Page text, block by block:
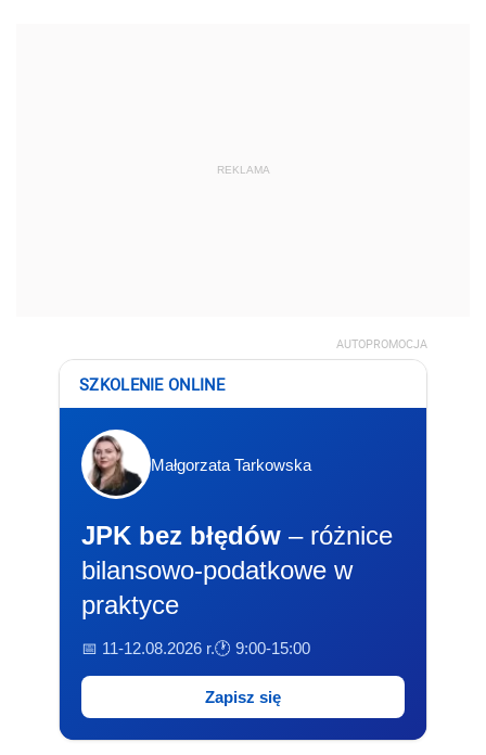
REKLAMA
AUTOPROMOCJA
SZKOLENIE ONLINE
Małgorzata Tarkowska
JPK bez błędów – różnice
bilansowo-podatkowe w
praktyce
📅 11-12.08.2026 r.🕐 9:00-15:00
Zapisz się